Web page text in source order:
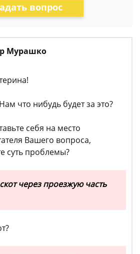
вопрос
Мурашко
что нибудь будет за это?
себя на место
Вашего вопроса,
суть проблемы?
через проезжую часть